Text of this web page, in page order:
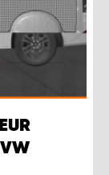
VW